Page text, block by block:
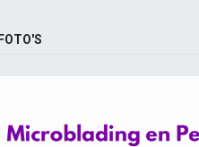
FOTO'S